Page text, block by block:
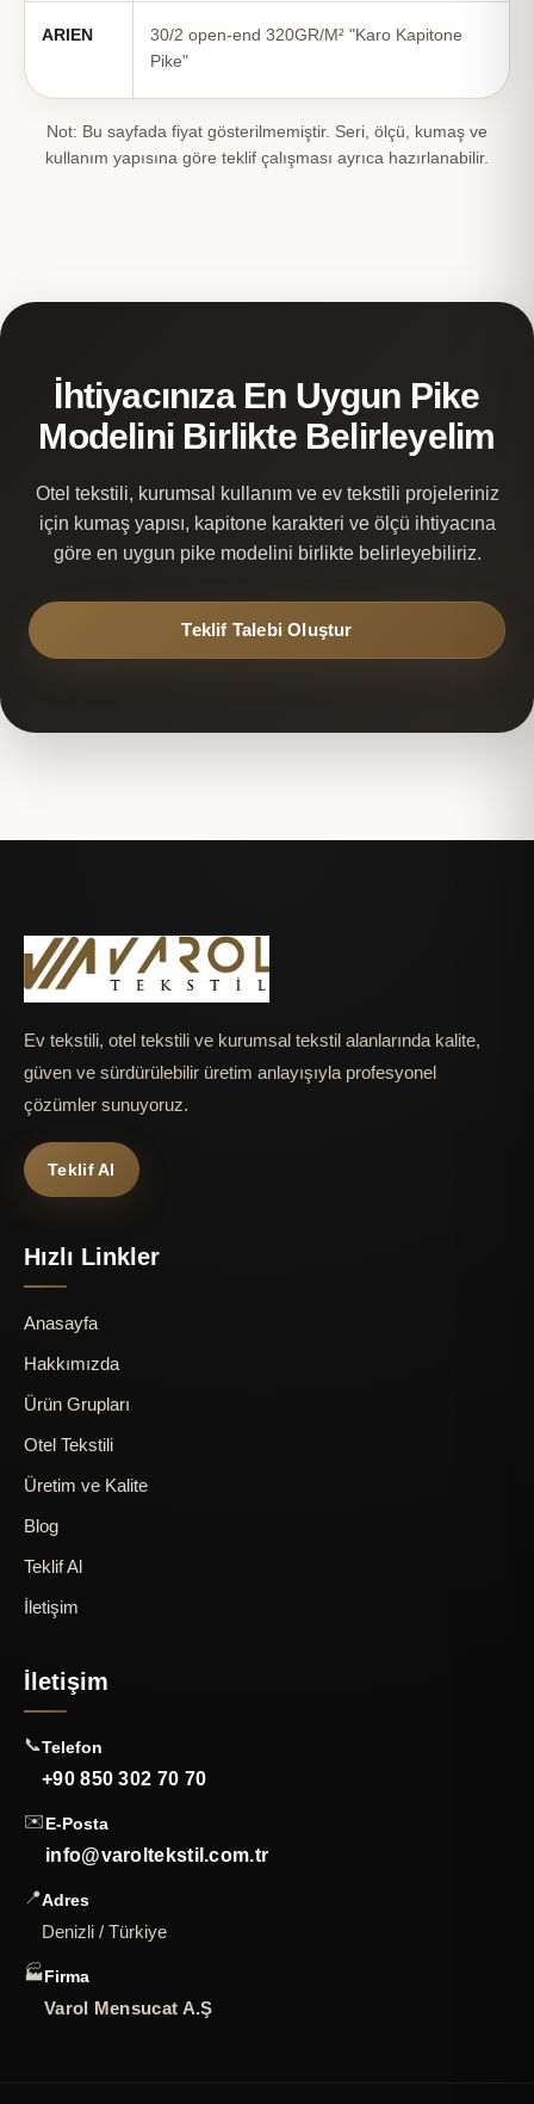
ARIEN
30/2 open-end 320GR/M² "Karo Kapitone
Pike"
Not: Bu sayfada fiyat gösterilmemiştir. Seri, ölçü, kumaş ve
kullanım yapısına göre teklif çalışması ayrıca hazırlanabilir.
İhtiyacınıza En Uygun Pike
Modelini Birlikte Belirleyelim
Otel tekstili, kurumsal kullanım ve ev tekstili projeleriniz
için kumaş yapısı, kapitone karakteri ve ölçü ihtiyacına
göre en uygun pike modelini birlikte belirleyebiliriz.
Teklif Talebi Oluştur
Ev tekstili, otel tekstili ve kurumsal tekstil alanlarında kalite,
güven ve sürdürülebilir üretim anlayışıyla profesyonel
çözümler sunuyoruz.
Teklif Al
Hızlı Linkler
Anasayfa
Hakkımızda
Ürün Grupları
Otel Tekstili
Üretim ve Kalite
Blog
Teklif Al
İletişim
İletişim
📞Telefon
+90 850 302 70 70
✉️E-Posta
info@varoltekstil.com.tr
📍Adres
Denizli / Türkiye
🏭Firma
Varol Mensucat A.Ş